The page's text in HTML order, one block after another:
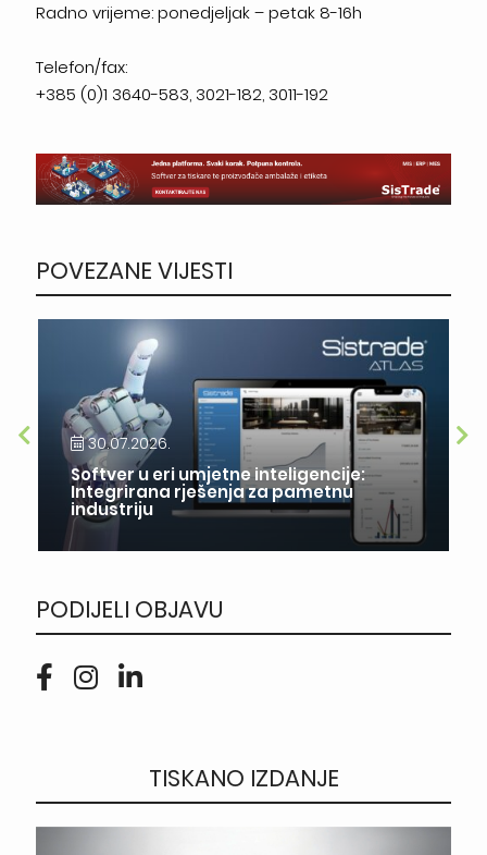
Radno vrijeme: ponedjeljak – petak 8-16h
Telefon/fax:
+385 (0)1 3640-583, 3021-182, 3011-192
POVEZANE VIJESTI
30.07.2026.
Softver u eri umjetne inteligencije:
Integrirana rješenja za pametnu
industriju
PODIJELI OBJAVU
TISKANO IZDANJE